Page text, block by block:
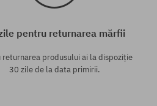
pentru returnarea mărfii
returnarea produsului ai la dispoziție
30 zile de la data primirii.